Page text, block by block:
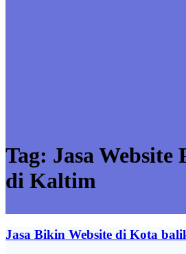
Tag: Jasa Website
di Kaltim
Jasa Bikin Website di Kota